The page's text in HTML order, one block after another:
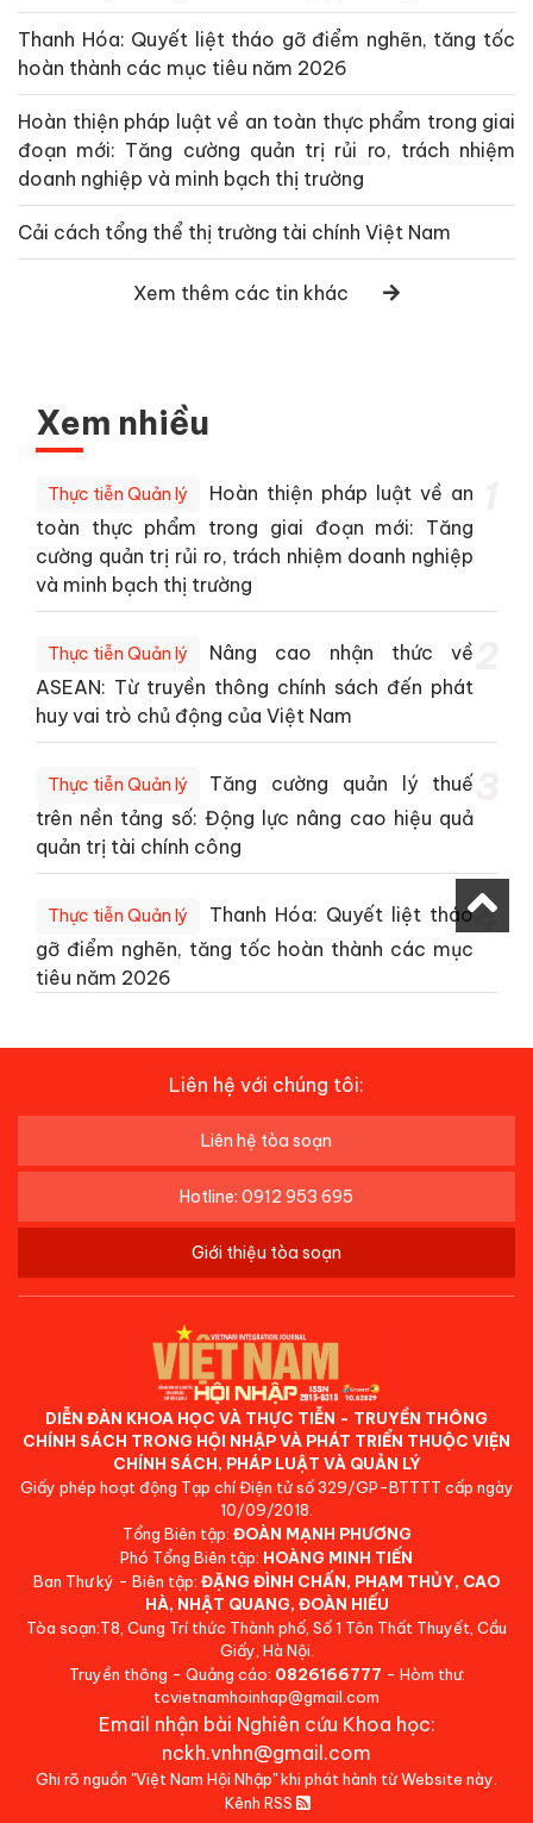
Thanh Hóa: Quyết liệt tháo gỡ điểm nghẽn, tăng tốc
hoàn thành các mục tiêu năm 2026
Hoàn thiện pháp luật về an toàn thực phẩm trong giai
đoạn mới: Tăng cường quản trị rủi ro, trách nhiệm
doanh nghiệp và minh bạch thị trường
Cải cách tổng thể thị trường tài chính Việt Nam
Xem thêm các tin khác
Xem nhiều
Thực tiễn Quản lý
Hoàn thiện pháp luật về an
toàn thực phẩm trong giai đoạn mới: Tăng
cường quản trị rủi ro, trách nhiệm doanh nghiệp
và minh bạch thị trường
Thực tiễn Quản lý
Nâng cao nhận thức về
ASEAN: Từ truyền thông chính sách đến phát
huy vai trò chủ động của Việt Nam
Thực tiễn Quản lý
Tăng cường quản lý thuế
trên nền tảng số: Động lực nâng cao hiệu quả
quản trị tài chính công
Thực tiễn Quản lý
Thanh Hóa: Quyết liệt tháo
gỡ điểm nghẽn, tăng tốc hoàn thành các mục
tiêu năm 2026
4
Liên hệ với chúng tôi:
Liên hệ tòa soạn
Hotline: 0912 953 695
Giới thiệu tòa soạn
DIỄN ĐÀN KHOA HỌC VÀ THỰC TIỄN - TRUYỀN THÔNG
CHÍNH SÁCH TRONG HỘI NHẬP VÀ PHÁT TRIỂN THUỘC VIỆN
CHÍNH SÁCH, PHÁP LUẬT VÀ QUẢN LÝ
Giấy phép hoạt động Tạp chí Điện tử số 329/GP-BTTTT cấp ngày
10/09/2018.
Tổng Biên tập: ĐOÀN MẠNH PHƯƠNG
Phó Tổng Biên tập: HOÀNG MINH TIẾN
Ban Thư ký - Biên tập: ĐẶNG ĐÌNH CHẤN, PHẠM THỦY, CAO
HÀ, NHẬT QUANG, ĐOÀN HIẾU
Tòa soạn:T8, Cung Trí thức Thành phố, Số 1 Tôn Thất Thuyết, Cầu
Giấy, Hà Nội.
Truyền thông - Quảng cáo: 0826166777 - Hòm thư:
tcvietnamhoinhap@gmail.com
Email nhận bài Nghiên cứu Khoa học:
nckh.vnhn@gmail.com
Ghi rõ nguồn "Việt Nam Hội Nhập" khi phát hành từ Website này.
Kênh RSS